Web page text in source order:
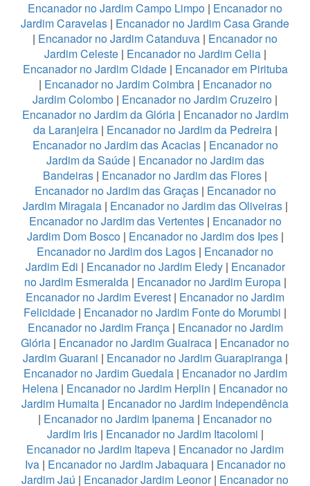
Encanador no Jardim Campo Limpo | Encanador no
Jardim Caravelas | Encanador no Jardim Casa Grande
| Encanador no Jardim Catanduva | Encanador no
Jardim Celeste| Encanador no Jardim Celia|
Encanador no Jardim Cidade| Encanador em Pirituba
| Encanador no Jardim Coimbra| Encanador no
Jardim Colombo | Encanador no Jardim Cruzeiro |
Encanador no Jardim da Glória| Encanador no Jardim
da Laranjeira| Encanador no Jardim da Pedreira|
Encanador no Jardim das Acacias| Encanador no
Jardim da Saúde| Encanador no Jardim das
Bandeiras | Encanador no Jardim das Flores |
Encanador no Jardim das Graças| Encanador no
Jardim Miragaia| Encanador no Jardim das Oliveiras|
Encanador no Jardim das Vertentes| Encanador no
Jardim Dom Bosco| Encanador no Jardim dos Ipes|
Encanador no Jardim dos Lagos | Encanador no
Jardim Edi | Encanador no Jardim Eledy| Encanador
no Jardim Esmeralda| Encanador no Jardim Europa|
Encanador no Jardim Everest | Encanador no Jardim
Felicidade | Encanador no Jardim Fonte do Morumbi |
Encanador no Jardim França| Encanador no Jardim
Glória | Encanador no Jardim Guairaca | Encanador no
Jardim Guarani | Encanador no Jardim Guarapiranga|
Encanador no Jardim Guedala| Encanador no Jardim
Helena | Encanador no Jardim Herplin | Encanador no
Jardim Humaita | Encanador no Jardim Independência
| Encanador no Jardim Ipanema | Encanador no
Jardim Iris| Encanador no Jardim Itacolomi |
Encanador no Jardim Itapeva | Encanador no Jardim
Iva| Encanador no Jardim Jabaquara| Encanador no
Jardim Jaú | Encanador Jardim Leonor| Encanador no